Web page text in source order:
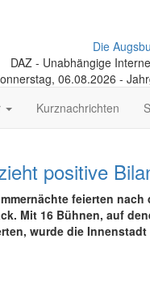
Die
DAZ - Unabhängige
06.08.2026 -
Kurznachrichten
positive
feierten nach
Mit 16 Bühnen, auf
wurde die